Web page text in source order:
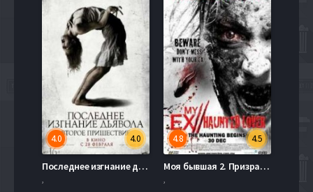
4.0
4.0
Последнее изгнание дьявола: Второе пришествие (2013)
4.5
4.8
Моя бывшая 2. Призрак (2010)